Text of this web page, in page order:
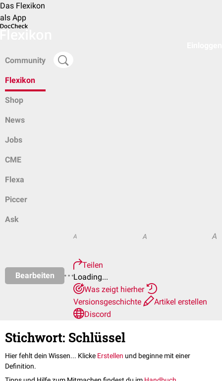
Das Flexikon
als App
Community
Flexikon
Shop
News
Jobs
CME
Flexa
Piccer
Ask
Bearbeiten
A A A
Teilen
Loading...
Was zeigt hierher
Versionsgeschichte
Artikel erstellen
Discord
Stichwort: Schlüssel
Hier fehlt dein Wissen... Klicke Erstellen und beginne mit einer
Definition.